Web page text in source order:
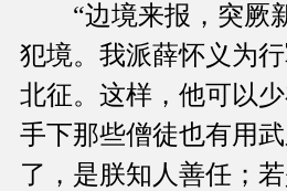
“边境来报，突厥
犯境。我派薛怀义为
北征。这样，他可以
手下那些僧徒也有用
了，是朕知人善任；